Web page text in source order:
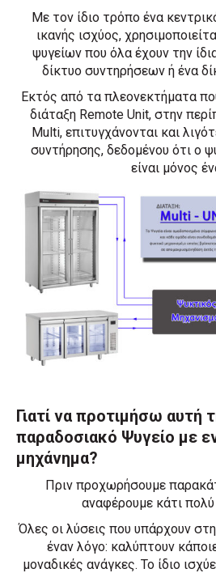
Με τον ίδιο τρόπο ένα
ικανής ισχύος,
ψυγείων που όλα έχουν την
δίκτυο συντηρήσεων ή ένα
Εκτός από τα πλεονεκτήματα
διάταξη Remote Unit, στην
Multi, επιτυγχάνονται και
συντήρησης, δεδομένου ότι ο
είναι μόνος
Γιατί να προτιμήσω αυτή
παραδοσιακό Ψυγείο με
μηχάνημα?
Πριν προχωρήσουμε
αναφέρουμε κάτι
Όλες οι λύσεις που υπάρχουν
έναν λόγο: καλύπτουν
μοναδικές ανάγκες. Το ίδιο